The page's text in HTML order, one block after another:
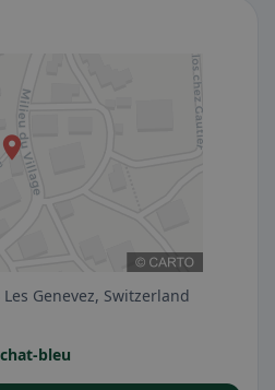
Genevez, Switzerland
bleu